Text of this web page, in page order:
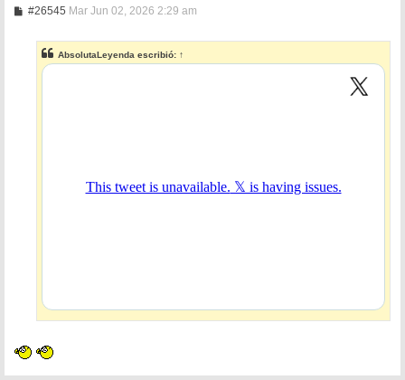
#26545M
a
Mar Jun 02, 2026 2:29 am
AbsolutaLeyenda escribió: ↑